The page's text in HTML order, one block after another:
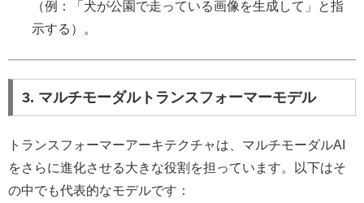
（例：「犬が公園で走っている画像を生成して」と指
示する）。
3. マルチモーダルトランスフォーマーモデル
トランスフォーマーアーキテクチャは、マルチモーダルAI
をさらに進化させる大きな役割を担っています。以下はそ
の中でも代表的なモデルです：